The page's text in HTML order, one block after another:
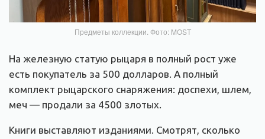
Предметы коллекции. Фото: MOST
На железную статую рыцаря в полный рост уже
есть покупатель за 500 долларов. А полный
комплект рыцарского снаряжения: доспехи, шлем,
меч — продали за 4500 злотых.
Книги выставляют изданиями. Смотрят, сколько